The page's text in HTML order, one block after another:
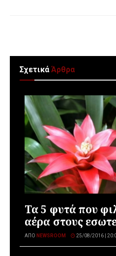
ΣχετικάΆρθρα
Τα 5 φυτά που
αέρα στους
ΑΠΌ NEWSROOM 25/08/2016 |